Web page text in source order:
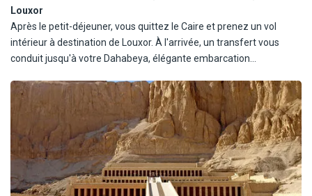
Louxor
Après le petit-déjeuner, vous quittez le Caire et prenez un vol
intérieur à destination de Louxor. À l'arrivée, un transfert vous
conduit jusqu'à votre Dahabeya, élégante embarcation
de la journée est libre pour vous imprégner de l'ambiance fluviale.
En option, vous pouvez assister au spectacle Son et Lumière au
temple de Karnak, une expérience envoûtante (50€). Déjeuner,
dîner et nuit à bord.
NB : En fonction des impératifs du programme de visites à Louxor,
la réservation d'un vol matinal peut être nécessaire, pouvant